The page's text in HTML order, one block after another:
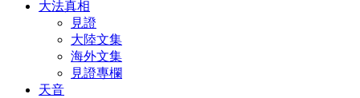
大法真相
見證
大陸文集
海外文集
見證專欄
天音